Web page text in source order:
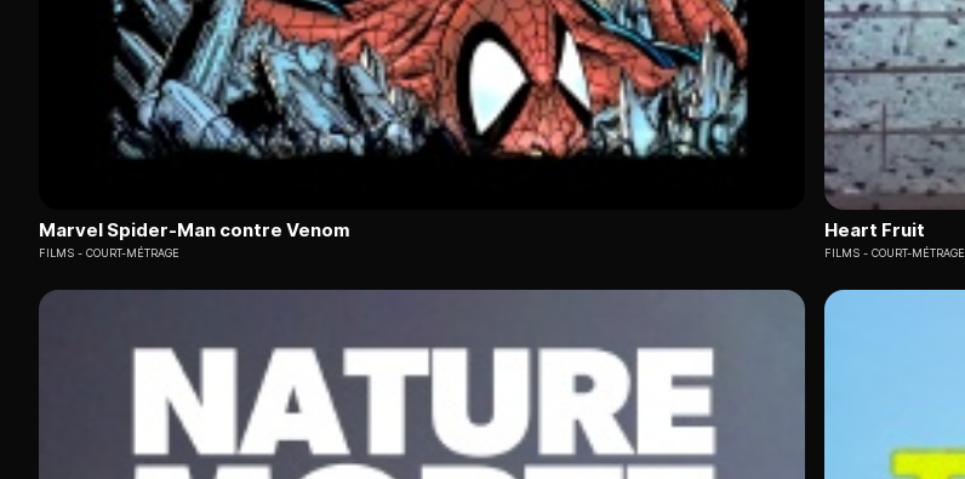
Marvel Spider-Man contre Venom
FILMS COURT-MÉTRAGE
Heart Fruit
FILMS COURT-MÉTRAGE